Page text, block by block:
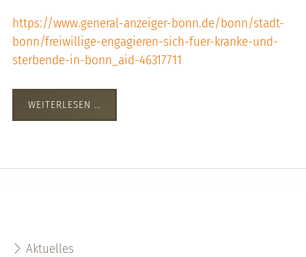
https://www.general-anzeiger-bonn.de/bonn/stadt-
bonn/freiwillige-engagieren-sich-fuer-kranke-und-
sterbende-in-bonn_aid-46317711
WEITERLESEN …
Aktuelles